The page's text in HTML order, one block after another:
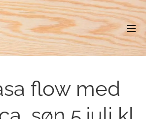
flow med